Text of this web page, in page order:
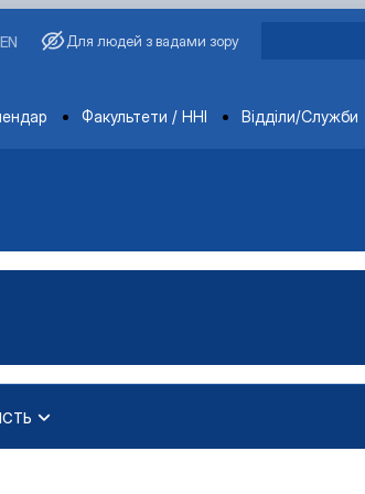
EN Для людей з вадами зору
Факультети / ННІ Відділи/Служби